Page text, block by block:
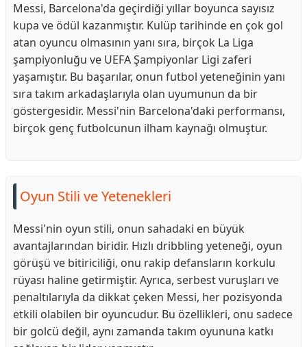
Messi, Barcelona'da geçirdiği yıllar boyunca sayısız
kupa ve ödül kazanmıştır. Kulüp tarihinde en çok gol
atan oyuncu olmasının yanı sıra, birçok La Liga
şampiyonluğu ve UEFA Şampiyonlar Ligi zaferi
yaşamıştır. Bu başarılar, onun futbol yeteneğinin yanı
sıra takım arkadaşlarıyla olan uyumunun da bir
göstergesidir. Messi'nin Barcelona'daki performansı,
birçok genç futbolcunun ilham kaynağı olmuştur.
Oyun Stili ve Yetenekleri
Messi'nin oyun stili, onun sahadaki en büyük
avantajlarından biridir. Hızlı dribbling yeteneği, oyun
görüşü ve bitiriciliği, onu rakip defansların korkulu
rüyası haline getirmiştir. Ayrıca, serbest vuruşları ve
penaltılarıyla da dikkat çeken Messi, her pozisyonda
etkili olabilen bir oyuncudur. Bu özellikleri, onu sadece
bir golcü değil, aynı zamanda takım oyununa katkı